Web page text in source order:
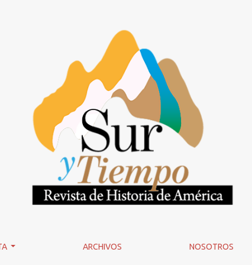
de excepción en América: una aproximación gramsciana
ARCHIVOS NOSOTROS